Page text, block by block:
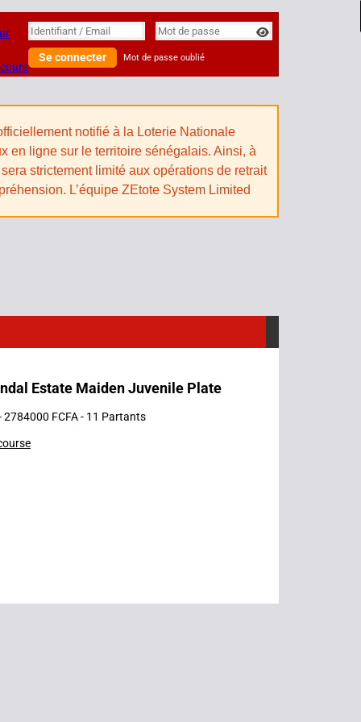
Identifiant
Identifiant / Email Mot de passe
Se connecter Mot de passe oublié
notifié à la Loterie Nationale
en ligne sur le territoire sénégalais. Ainsi, à
strictement limité aux opérations de retrait
L’équipe ZEtote System Limited
Estate Maiden Juvenile Plate
2784000 FCFA - 11 Partants